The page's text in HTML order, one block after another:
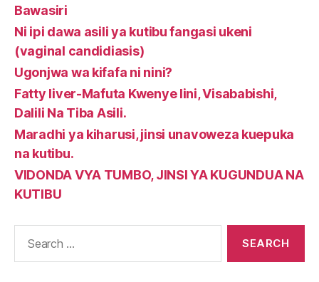
Bawasiri
Ni ipi dawa asili ya kutibu fangasi ukeni
(vaginal candidiasis)
Ugonjwa wa kifafa ni nini?
Fatty liver-Mafuta Kwenye Iini, Visababishi,
Dalili Na Tiba Asili.
Maradhi ya kiharusi, jinsi unavoweza kuepuka
na kutibu.
VIDONDA VYA TUMBO, JINSI YA KUGUNDUA NA
KUTIBU